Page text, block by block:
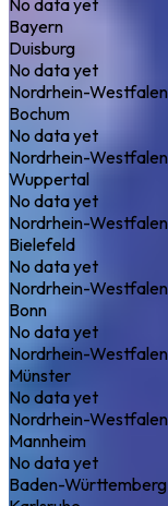
Bayern
Duisburg
No data yet
Nordrhein-Westfalen
Bochum
No data yet
Nordrhein-Westfalen
Wuppertal
No data yet
Nordrhein-Westfalen
Bielefeld
No data yet
Nordrhein-Westfalen
Bonn
No data yet
Nordrhein-Westfalen
Münster
No data yet
Nordrhein-Westfalen
Mannheim
No data yet
Baden-Württemberg